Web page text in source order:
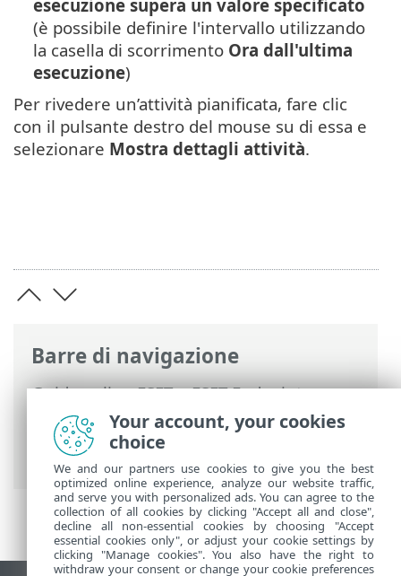
Barre di navigazione
Guida online ESET>ESET Endpoint
Antivirus
>Utilizzo di ESET Endpoint
Antivirus
>Strumenti
> Pianificazione
attività
esecuzione supera un valore specificato
(è possibile definire l'intervallo utilizzando
la casella di scorrimento Ora dall'ultima
esecuzione)
Per rivedere un’attività pianificata, fare clic
con il pulsante destro del mouse su di essa e
selezionare Mostra dettagli attività.
Your account, your cookies
choice
We and our partners use cookies to give you the best
optimized online experience, analyze our website traffic,
and serve you with personalized ads. You can agree to the
collection of all cookies by clicking "Accept all and close",
decline all non-essential cookies by choosing "Accept
essential cookies only", or adjust your cookie settings by
clicking "Manage cookies". You also have the right to
withdraw your consent or change your cookie preferences